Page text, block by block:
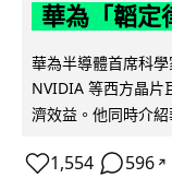
華為「韜定
華為半導體首席科
NVIDIA 等西方晶片
濟效益。他同時介
1,554 596 ↗